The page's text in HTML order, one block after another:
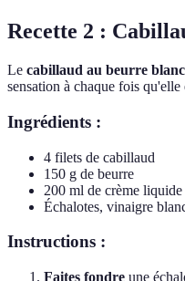
Recette 2 :
Le cabillaud au beurre blanc
sensation à chaque fois qu'elle
Ingrédients :
4 filets de cabillaud
150 g de beurre
200 ml de crème liquide
Échalotes, vinaigre
Instructions :
Faites fondre une